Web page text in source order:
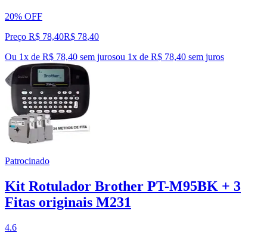
20% OFF
Preço R$ 78,40R$ 78,40
Ou 1x de R$ 78,40 sem jurosou 1x de R$ 78,40 sem juros
Patrocinado
Kit Rotulador Brother PT-M95BK + 3
Fitas originais M231
4.6